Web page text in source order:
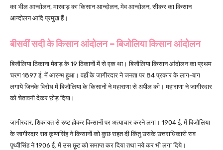
का भील आन्दोलन, मारवाड़ का किसान आन्दोलन, मेव आन्दोलन, सीकर का किसान
आन्दोलन आदि प्रमुख हैं।
बीसवीं सदी के किसान आंदोलन – बिजोलिया किसान आंदोलन
बिजौलिया ठिकाना मेवाड़ के 19 ठिकानों में से एक था। बिजौलिया किसान आंदोलन का प्रथम
चरण 1897 ई. में आरम्भ हुआ। वहाँ के जागीरदार ने जनता पर 84 प्रकार के लाग-बाग
लगाये जिनके विरोध में बिजौलिया के किसानों ने महाराणा से अपील की। महाराणा ने जागीरदार
को चेतावनी देकर छोड़ दिया।
जागीरदार, शिकायत से रुष्ट होकर किसानों पर अत्याचार करने लगा। 1904 ई. में बिजौलिया
के जागीरदार राव कृष्णसिंह ने किसानों को कुछ राहत दी किंतु उसके उत्तराधिकारी राव
पृथ्वीसिंह ने 1906 ई. में उस छूट को समाप्त कर दिया तथा नये कर भी लगा दिये।